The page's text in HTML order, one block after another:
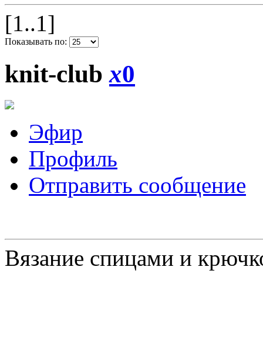
[1..1]
Показывать по:
knit-clubx0
Эфир
Профиль
Отправить сообщение
Вязание спицами и